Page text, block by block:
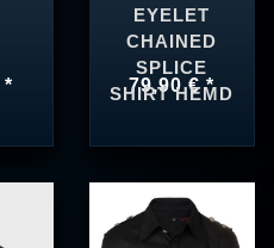
*
EYELET
CHAINED
SPLICE
SHIRT HEMD
79,90 € *